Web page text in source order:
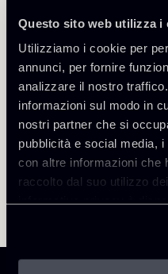
Questo sito web utilizza i
Utilizziamo i cookie per
annunci, per fornire
analizzare il nostro
informazioni sul modo in
nostri partner che si
pubblicità e social media,
con altre informazioni che
raccolto dal suo utilizzo
informativa privacy è
Torna